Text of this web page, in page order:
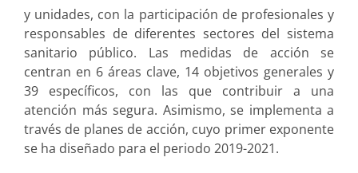
y unidades, con la participación de profesionales y
responsables de diferentes sectores del sistema
sanitario público. Las medidas de acción se
centran en 6 áreas clave, 14 objetivos generales y
39 específicos, con las que contribuir a una
atención más segura. Asimismo, se implementa a
través de planes de acción, cuyo primer exponente
se ha diseñado para el periodo 2019-2021.